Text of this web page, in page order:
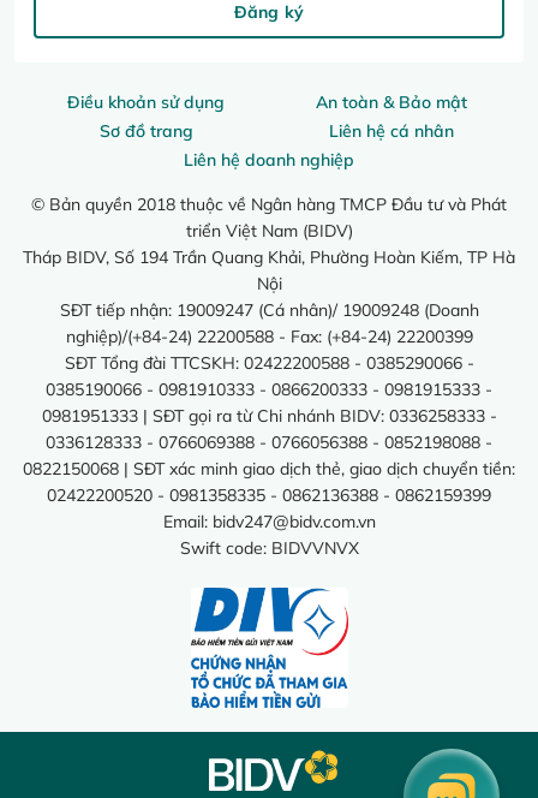
Điều khoản sử dụng
An toàn & Bảo mật
Sơ đồ trang
Liên hệ cá nhân
Liên hệ doanh nghiệp
© Bản quyền 2018 thuộc về Ngân hàng TMCP Đầu tư và Phát
triển Việt Nam (BIDV)
Tháp BIDV, Số 194 Trần Quang Khải, Phường Hoàn Kiếm, TP Hà
Nội
SĐT tiếp nhận: 19009247 (Cá nhân)/ 19009248 (Doanh
nghiệp)/(+84-24) 22200588 - Fax: (+84-24) 22200399
SĐT Tổng đài TTCSKH: 02422200588 - 0385290066 -
0385190066 - 0981910333 - 0866200333 - 0981915333 -
0981951333 | SĐT gọi ra từ Chi nhánh BIDV: 0336258333 -
0336128333 - 0766069388 - 0766056388 - 0852198088 -
0822150068 | SĐT xác minh giao dịch thẻ, giao dịch chuyển tiền:
02422200520 - 0981358335 - 0862136388 - 0862159399
Email: bidv247@bidv.com.vn
Swift code: BIDVVNVX
Đăng ký